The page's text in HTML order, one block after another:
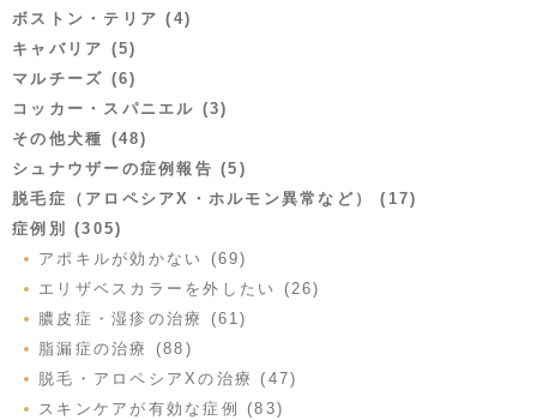
ボストン・テリア (4)
キャバリア (5)
マルチーズ (6)
コッカー・スパニエル (3)
その他犬種 (48)
シュナウザーの症例報告 (5)
脱毛症（アロペシアX・ホルモン異常など） (17)
症例別 (305)
アポキルが効かない (69)
エリザベスカラーを外したい (26)
膿皮症・湿疹の治療 (61)
脂漏症の治療 (88)
脱毛・アロペシアXの治療 (47)
スキンケアが有効な症例 (83)